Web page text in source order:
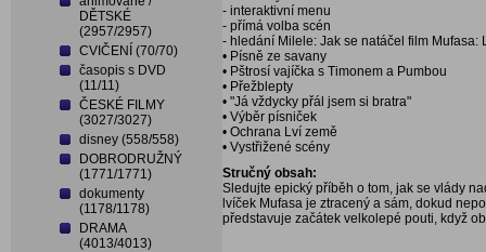
DĚTSKÉ
(2957/2957)
CVIČENÍ (70/70)
časopis s DVD
(11/11)
ČESKÉ FILMY
(3027/3027)
disney (558/558)
DOBRODRUŽNÝ
(1771/1771)
dokumenty
(1178/1178)
DRAMA
(4013/4013)
- interaktivní menu
- přímá volba scén
- hledání Milele: Jak se natáčel film Mufasa:
• Písně ze savany
• Pštrosí vajíčka s Timonem a Pumbou
• Přežblepty
• "Já vždycky přál jsem si bratra"
• Výběr písniček
• Ochrana Lví země
• Vystřižené scény
Stručný obsah:
Sledujte epický příběh o tom, jak se vlády
lvíček Mufasa je ztracený a sám, dokud
představuje začátek velkolepé pouti, když